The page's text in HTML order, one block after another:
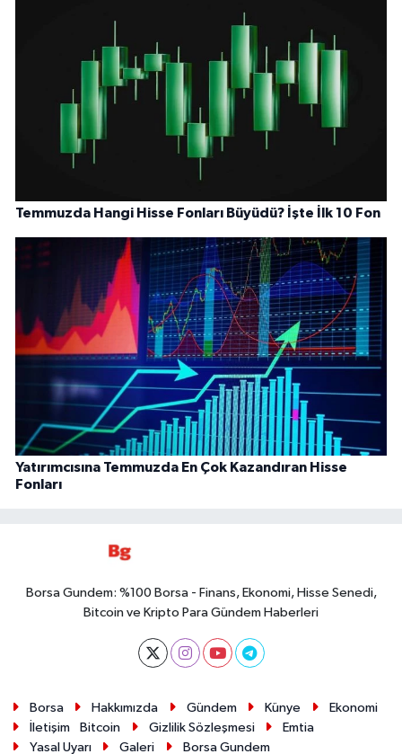
Temmuzda Hangi Hisse Fonları Büyüdü? İşte İlk 10 Fon
Yatırımcısına Temmuzda En Çok Kazandıran Hisse
Fonları
Borsa Gundem: %100 Borsa - Finans, Ekonomi, Hisse Senedi,
Bitcoin ve Kripto Para Gündem Haberleri
Borsa Hakkımızda Gündem Künye
Ekonomi
İletişim
Bitcoin Gizlilik Sözleşmesi
Emtia
Yasal Uyarı
Galeri Borsa Gundem